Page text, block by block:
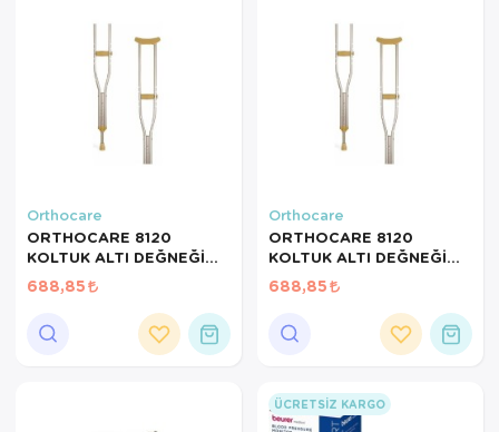
Orthocare
ORTHOCARE 8120
KOLTUK ALTI DEĞNEĞİ
MEDİUM 1 ADET
688,85
Orthocare
ORTHOCARE 8120
KOLTUK ALTI DEĞNEĞİ
LARGE 1 ADET
688,85
ÜCRETSIZ KARGO